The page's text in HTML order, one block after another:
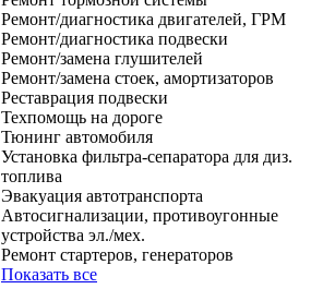
Ремонт/диагностика двигателей, ГРМ
Ремонт/диагностика подвески
Ремонт/замена глушителей
Ремонт/замена стоек, амортизаторов
Реставрация подвески
Техпомощь на дороге
Тюнинг автомобиля
Установка фильтра-сепаратора для диз.
топлива
Эвакуация автотранспорта
Автосигнализации, противоугонные
устройства эл./мех.
Ремонт стартеров, генераторов
Показать все